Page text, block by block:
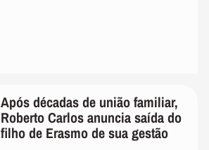
Após décadas de união familiar,
Roberto Carlos anuncia saída do
filho de Erasmo de sua gestão